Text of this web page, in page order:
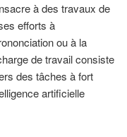
à des travaux de
efforts à
ou à la
de travail consiste
des tâches à fort
artificielle